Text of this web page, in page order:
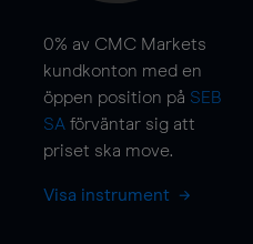
0% av CMC Markets
kundkonton med en
öppen position på SEB
SA förväntar sig att
priset ska move.
Visa instrument